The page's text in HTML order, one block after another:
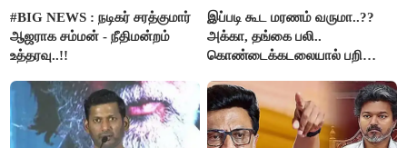
#BIG NEWS : நடிகர் சரத்குமார்
ஆஜராக சம்மன் - நீதிமன்றம்
உத்தரவு..!!
இப்படி கூட மரணம் வருமா..??
அக்கா, தங்கை பலி..
கொண்டைக்கடலையால் பறிபோன